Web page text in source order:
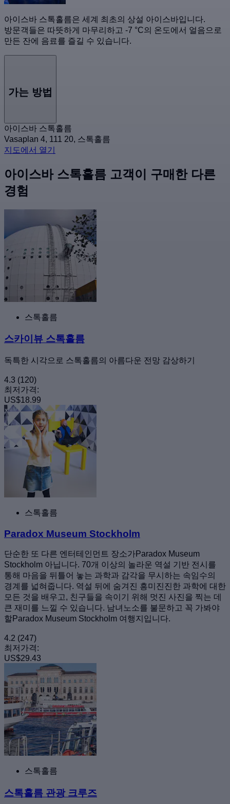
아이스바 스톡홀름은 세계 최초의 상설 아이스바입니다.
방문객들은 따뜻하게 마무리하고 -7 °C의 온도에서 얼음으로
만든 잔에 음료를 즐길 수 있습니다.
가는 방법
아이스바 스톡홀름
Vasaplan 4, 111 20, 스톡홀름
지도에서 열기
아이스바 스톡홀름 고객이 구매한 다른
경험
스톡홀름
스카이뷰 스톡홀름
독특한 시각으로 스톡홀름의 아름다운 전망 감상하기
4.3 (120)
최저가격:
US$18.99
스톡홀름
Paradox Museum Stockholm
단순한 또 다른 엔터테인먼트 장소가Paradox Museum
Stockholm 아닙니다. 70개 이상의 놀라운 역설 기반 전시를
통해 마음을 뒤틀어 놓는 과학과 감각을 무시하는 속임수의
경계를 넓혀줍니다. 역설 뒤에 숨겨진 흥미진진한 과학에 대한
모든 것을 배우고, 친구들을 속이기 위해 멋진 사진을 찍는 데
큰 재미를 느낄 수 있습니다. 남녀노소를 불문하고 꼭 가봐야
할Paradox Museum Stockholm 여행지입니다.
4.2 (247)
최저가격:
US$29.43
스톡홀름
스톡홀름 관광 크루즈